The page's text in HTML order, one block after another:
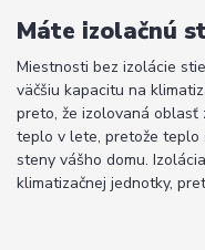
Máte izolačnú
Miestnosti bez izolácie
väčšiu kapacitu na
preto, že izolovaná oblasť
teplo v lete, pretože teplo
steny vášho domu.
klimatizačnej jednotky,